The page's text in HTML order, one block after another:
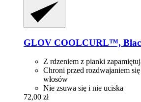
GLOV COOLCURL™,
Z rdzeniem z pianki
Chroni przed rozdwajaniem
włosów
Nie zsuwa się i nie uciska
72,00 zł